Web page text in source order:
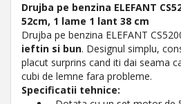
Drujba pe benzina ELEFANT
52cm, 1 lame 1 lant 38 cm
Drujba pe benzina ELEFANT
ieftin si bun. Designul simplu,
placut surprins cand iti dai seama
cubi de lemne fara probleme.
Specificatii tehnice: